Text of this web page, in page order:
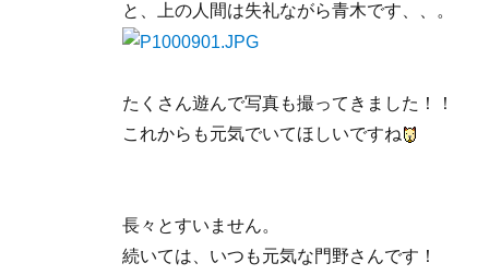
と、上の人間は失礼ながら青木です、、。
たくさん遊んで写真も撮ってきました！！
これからも元気でいてほしいですね
長々とすいません。
続いては、いつも元気な門野さんです！